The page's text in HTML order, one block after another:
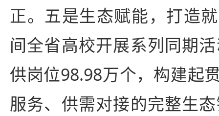
正。五是生态赋能，打造
间全省高校开展系列同期
供岗位98.98万个，构建起
服务、供需对接的完整生